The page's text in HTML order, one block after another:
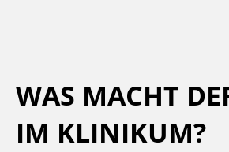
WAS MACHT
IM KLINIKUM?